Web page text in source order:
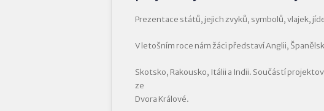
Prezentace států, jejich zvyků, symbolů, vlajek,
V letošním roce nám žáci představí Anglii,
Skotsko, Rakousko, Itálii a Indii. Součástí
ze
Dvora Králové.